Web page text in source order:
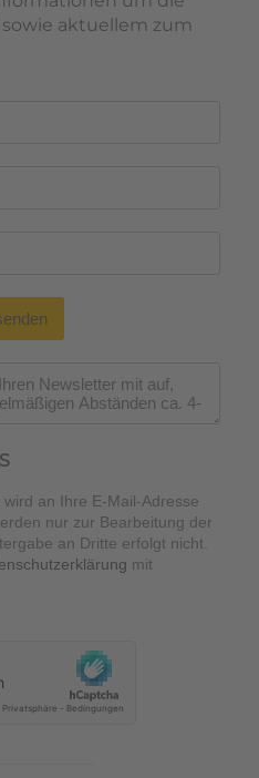
aktuellem zum
*
an Ihre E-Mail-Adresse
nur zur Bearbeitung der
an Dritte erfolgt nicht.
mit